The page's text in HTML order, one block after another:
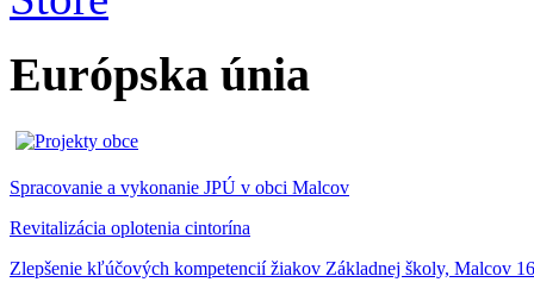
Európska únia
Spracovanie a vykonanie JPÚ v obci Malcov
Revitalizácia oplotenia cintorína
Zlepšenie kľúčových kompetencií žiakov Základnej školy, Malcov 16